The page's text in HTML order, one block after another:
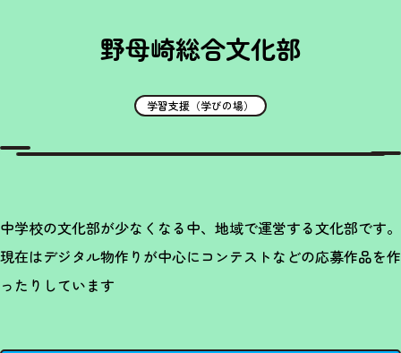
野母崎総合文化部
学習支援（学びの場）
中学校の文化部が少なくなる中、地域で運営する文化部です。
現在はデジタル物作りが中心にコンテストなどの応募作品を作
ったりしています